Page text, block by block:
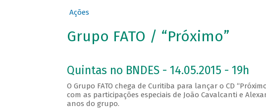
Ações
Grupo FATO / “Próximo”
Quintas no BNDES - 14.05.2015 - 19h
O Grupo FATO chega de Curitiba para lançar o CD
com as participações especiais de João Cavalcanti e
anos do grupo.